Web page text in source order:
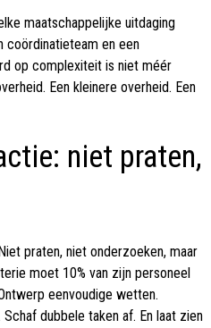
maatschappelijke uitdaging
coördinatieteam en een
op complexiteit is niet méér
Een kleinere overheid. Een
niet praten,
praten, niet onderzoeken, maar
moet 10% van zijn personeel
eenvoudige wetten.
dubbele taken af. En laat zien